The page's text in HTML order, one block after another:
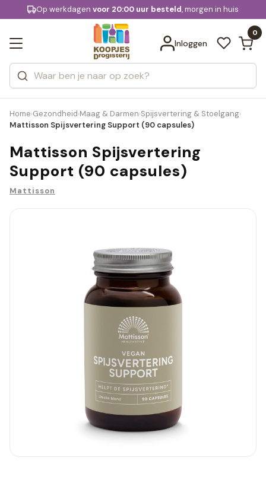
Gratis bezorging
KD.
extra
Op werkdagenvoor 20:00 uur besteld, morgen in huis
Inloggen
0
Zoeken
Categorieën
Merken
Bekijk alle resultaten
Home›Gezondheid›Maag & Darmen›Spijsvertering & Stoelgang›
Mattisson Spijsvertering Support (90 capsules)
Mattisson Spijsvertering
Support (90 capsules)
Mattisson